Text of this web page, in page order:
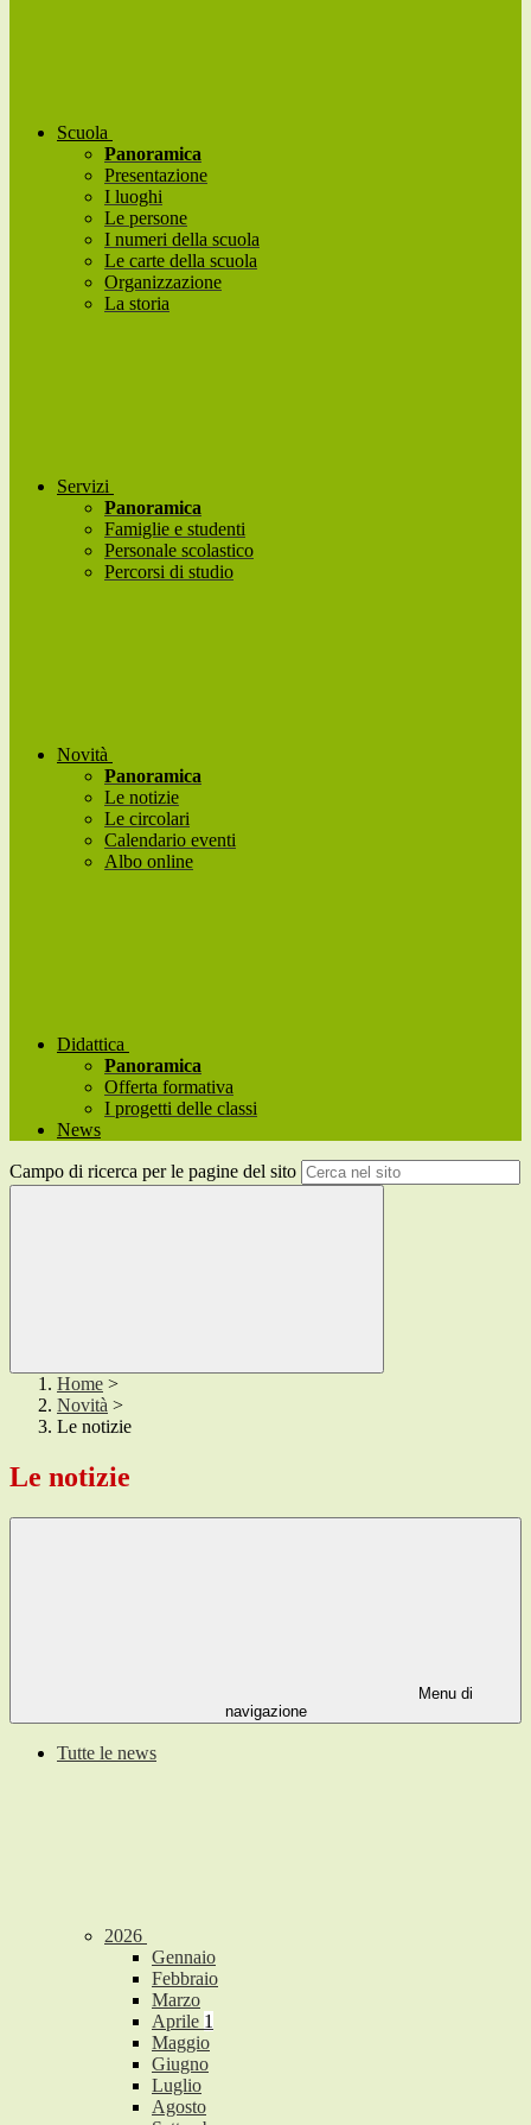
Scuola
Panoramica
Presentazione
I luoghi
Le persone
I numeri della scuola
Le carte della scuola
Organizzazione
La storia
Servizi
Panoramica
Famiglie e studenti
Personale scolastico
Percorsi di studio
Novità
Panoramica
Le notizie
Le circolari
Calendario eventi
Albo online
Didattica
Panoramica
Offerta formativa
I progetti delle classi
News
Campo di ricerca per le pagine del sito
Home >
Novità >
Le notizie
Le notizie
Menu di
navigazione
Tutte le news
2026
Gennaio
Febbraio
Marzo
Aprile 1
Maggio
Giugno
Luglio
Agosto